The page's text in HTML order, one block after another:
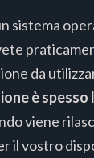
sistema
da
è spesso
viene
il vostro